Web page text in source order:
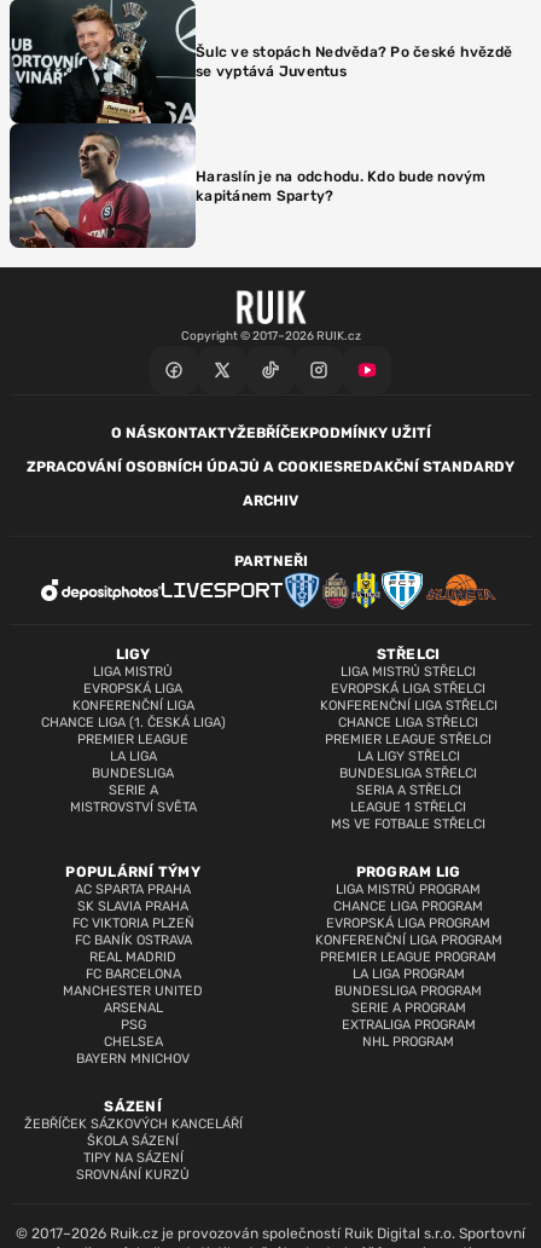
Šulc ve stopách Nedvěda? Po české hvězdě
se vyptává Juventus
Haraslín je na odchodu. Kdo bude novým
kapitánem Sparty?
Copyright © 2017–2026 RUIK.cz
O NÁSKONTAKTYŽEBŘÍČEKPODMÍNKY UŽITÍ
ZPRACOVÁNÍ OSOBNÍCH ÚDAJŮ A COOKIESREDAKČNÍ STANDARDY
ARCHIV
LIGY
LIGA MISTRŮ
EVROPSKÁ LIGA
KONFERENČNÍ LIGA
CHANCE LIGA (1. ČESKÁ LIGA)
PREMIER LEAGUE
LA LIGA
BUNDESLIGA
SERIE A
MISTROVSTVÍ SVĚTA
STŘELCI
LIGA MISTRŮ STŘELCI
EVROPSKÁ LIGA STŘELCI
KONFERENČNÍ LIGA STŘELCI
CHANCE LIGA STŘELCI
PREMIER LEAGUE STŘELCI
LA LIGY STŘELCI
BUNDESLIGA STŘELCI
SERIA A STŘELCI
LEAGUE 1 STŘELCI
MS VE FOTBALE STŘELCI
POPULÁRNÍ TÝMY
AC SPARTA PRAHA
SK SLAVIA PRAHA
FC VIKTORIA PLZEŇ
FC BANÍK OSTRAVA
REAL MADRID
FC BARCELONA
MANCHESTER UNITED
ARSENAL
PSG
CHELSEA
BAYERN MNICHOV
PROGRAM LIG
LIGA MISTRŮ PROGRAM
CHANCE LIGA PROGRAM
EVROPSKÁ LIGA PROGRAM
KONFERENČNÍ LIGA PROGRAM
PREMIER LEAGUE PROGRAM
LA LIGA PROGRAM
BUNDESLIGA PROGRAM
SERIE A PROGRAM
EXTRALIGA PROGRAM
NHL PROGRAM
SÁZENÍ
ŽEBŘÍČEK SÁZKOVÝCH KANCELÁŘÍ
ŠKOLA SÁZENÍ
TIPY NA SÁZENÍ
SROVNÁNÍ KURZŮ
PARTNEŘI
© 2017–2026 Ruik.cz je provozován společností Ruik Digital s.r.o. Sportovní